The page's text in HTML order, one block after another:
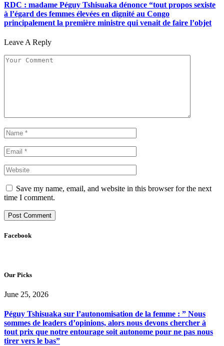
RDC : madame Péguy Tshisuaka dénonce “tout propos sexiste
à l’égard des femmes élevées en dignité au Congo
principalement la première ministre qui venait de faire l’objet
Leave A Reply
Save my name, email, and website in this browser for the next
time I comment.
Facebook
Our Picks
June 25, 2026
Péguy Tshisuaka sur l’autonomisation de la femme : ” Nous
sommes de leaders d’opinions, alors nous devons chercher à
tout prix que notre entourage soit autonome pour ne pas nous
tirer vers le bas”